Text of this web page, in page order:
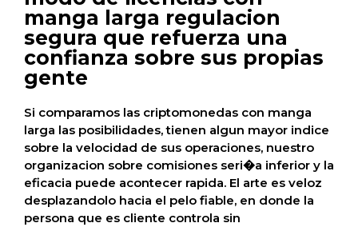
manga larga regulacion
segura que refuerza una
confianza sobre sus propias
gente
Si comparamos las criptomonedas con manga
larga las posibilidades, tienen algun mayor indice
sobre la velocidad de sus operaciones, nuestro
organizacion sobre comisiones seri�a inferior y la
eficacia puede acontecer rapida. El arte es veloz
desplazandolo hacia el pelo fiable, en donde la
persona que es cliente controla sin